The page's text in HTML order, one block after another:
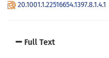
20.1001.1.22516654.1397.8.1.4.1
Full Text